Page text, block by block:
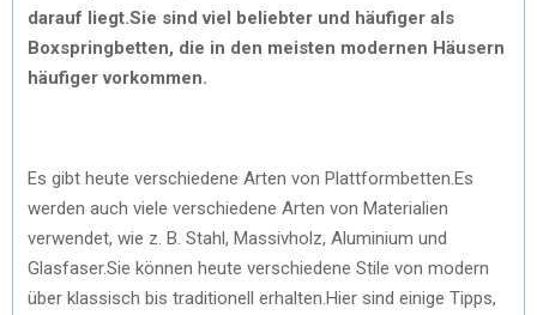
darauf liegt.Sie sind viel beliebter und häufiger als
Boxspringbetten, die in den meisten modernen Häusern
häufiger vorkommen.
Es gibt heute verschiedene Arten von Plattformbetten.Es
werden auch viele verschiedene Arten von Materialien
verwendet, wie z. B. Stahl, Massivholz, Aluminium und
Glasfaser.Sie können heute verschiedene Stile von modern
über klassisch bis traditionell erhalten.Hier sind einige Tipps,